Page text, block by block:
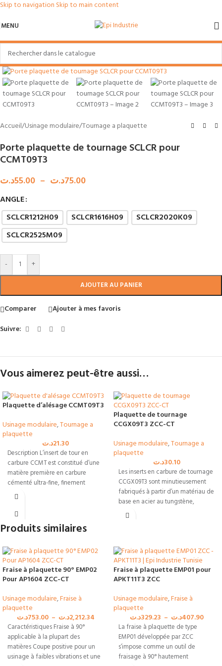
Skip to navigation Skip to main content
MENU
Accueil/Usinage modulaire/Tournage a plaquette
Porte plaquette de tournage SCLCR pour
CCMT09T3
55.00د.ت – 75.00د.ت
ANGLE
SCLCR1212H09
SCLCR1616H09
SCLCR2020K09
SCLCR2525M09
- +
AJOUTER AU PANIER
Comparer
Ajouter à mes favoris
Suivre:
Vous aimerez peut-être aussi…
Plaquette d’alésage CCMT09T3
Usinage modulaire,Tournage a
plaquette
21.30د.ت
Description L’insert de tour en
carbure CCMT est constitué d’une
matière première en carbure
cémenté ultra-fine, finement
broyée et frittée
Plaquette de tournage
CCGX09T3 ZCC-CT
Usinage modulaire,Tournage a
plaquette
30.10د.ت
Les inserts en carbure de tournage
CCGX09T3 sont minutieusement
fabriqués à partir d’un matériau de
base en acier au tungstène,
Produits similaires
Fraise à plaquette 90° EMP02
Pour AP1604 ZCC-CT
Usinage modulaire,Fraise à
plaquette
753.00د.ت – 2,212.34د.ت
Caractéristiques Fraise à 90°
applicable à la plupart des
matières Coupe positive pour un
usinage à faibles vibrations et une
Fraise à plaquette EMP01 pour
APKT11T3 ZCC
Usinage modulaire,Fraise à
plaquette
329.23د.ت – 407.90د.ت
La fraise à plaquette de type
EMP01 développée par ZCC
s’impose comme un outil de
fraisage à 90° hautement